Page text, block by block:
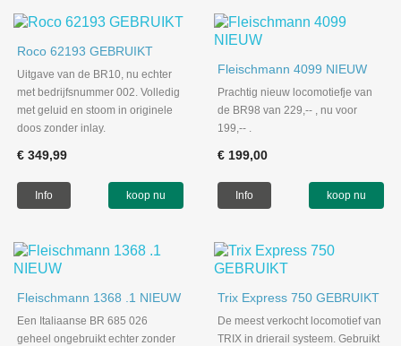
Roco 62193 GEBRUIKT
Uitgave van de BR10, nu echter
met bedrijfsnummer 002. Volledig
met geluid en stoom in originele
doos zonder inlay.
€ 349,99
Info koop nu
Fleischmann 4099 NIEUW
Prachtig nieuw locomotiefje van
de BR98 van 229,-- , nu voor
199,-- .
€ 199,00
Info koop nu
Fleischmann 1368 .1 NIEUW
Een Italiaanse BR 685 026
geheel ongebruikt echter zonder
Trix Express 750 GEBRUIKT
De meest verkocht locomotief van
TRIX in drierail systeem. Gebruikt